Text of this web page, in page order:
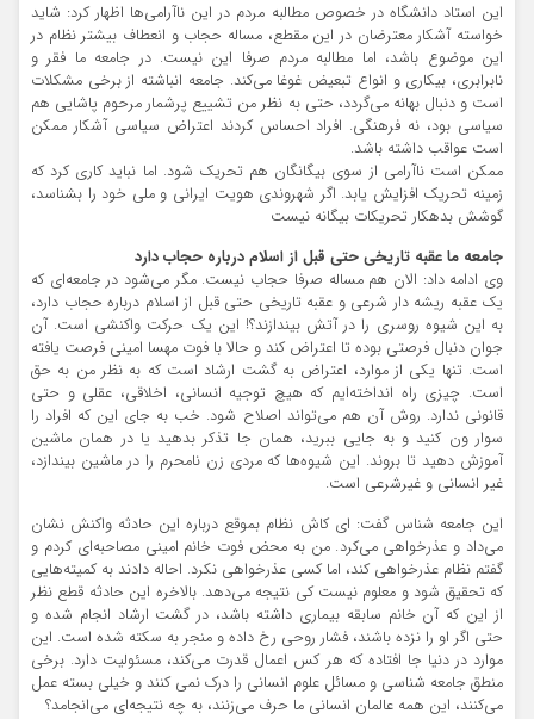
این استاد دانشگاه در خصوص مطالبه مردم در این ناآرامی‌ها اظهار کرد: شاید
خواسته آشکار معترضان در این مقطع، مساله حجاب و انعطاف بیشتر نظام در
این موضوع باشد، اما مطالبه مردم صرفا این نیست. در جامعه ما فقر و
نابرابری، بیکاری و انواع تبعیض غوغا می‌کند. جامعه انباشته از برخی مشکلات
است و دنبال بهانه می‌گردد، حتی به نظر من تشییع پرشمار مرحوم پاشایی هم
سیاسی بود، نه فرهنگی. افراد احساس کردند اعتراض سیاسی آشکار ممکن
است عواقب داشته باشد.
ممکن است ناآرامی‌ از سوی بیگانگان هم تحریک شود. اما نباید کاری کرد که
زمینه تحریک افزایش یابد. اگر شهروندی هویت ایرانی و ملی خود را بشناسد،
گوشش بدهکار تحریکات بیگانه نیست
جامعه ما عقبه تاریخی حتی قبل از اسلام درباره حجاب دارد
وی ادامه داد: الان هم مساله صرفا حجاب نیست. مگر می‌شود در جامعه‌ای که
یک عقبه ریشه دار شرعی و عقبه تاریخی حتی قبل از اسلام درباره حجاب دارد،
به این شیوه روسری را در آتش بیندازند؟! این یک حرکت واکنشی است. آن
جوان دنبال فرصتی بوده تا اعتراض کند و حالا با فوت مهسا امینی فرصت یافته
است. تنها یکی از موارد، اعتراض به گشت ارشاد است که به نظر من به حق
است. چیزی راه انداخته‌ایم که هیچ توجیه انسانی، اخلاقی، عقلی و حتی
قانونی ندارد. روش آن هم می‌تواند اصلاح شود. خب به جای این که افراد را
سوار ون کنید و به جایی ببرید، همان جا تذکر بدهید یا در همان ماشین
آموزش دهید تا بروند. این شیوه‌ها که مردی زن نامحرم را در ماشین بیندازد،
غیر انسانی و غیرشرعی است.
این جامعه شناس گفت: ای کاش نظام بموقع درباره این حادثه واکنش نشان
می‌داد و عذرخواهی می‌کرد. من به محض فوت خانم امینی مصاحبه‌ای کردم و
گفتم نظام عذرخواهی کند، اما کسی عذرخواهی نکرد. احاله دادند به کمیته‌هایی
که تحقیق شود و معلوم نیست کی نتیجه می‌دهد. بالاخره این حادثه قطع نظر
از این که آن خانم سابقه بیماری داشته باشد، در گشت ارشاد انجام شده و
حتی اگر او را نزده باشند، فشار روحی رخ داده و منجر به سکته شده است. این
موارد در دنیا جا افتاده که هر کس اعمال قدرت می‌کند، مسئولیت دارد. برخی
منطق جامعه شناسی و مسائل علوم انسانی را درک نمی کنند و خیلی بسته عمل
می‌کنند، این همه عالمان انسانی ما حرف می‌زنند، به چه نتیجه‌ای می‌انجامد؟